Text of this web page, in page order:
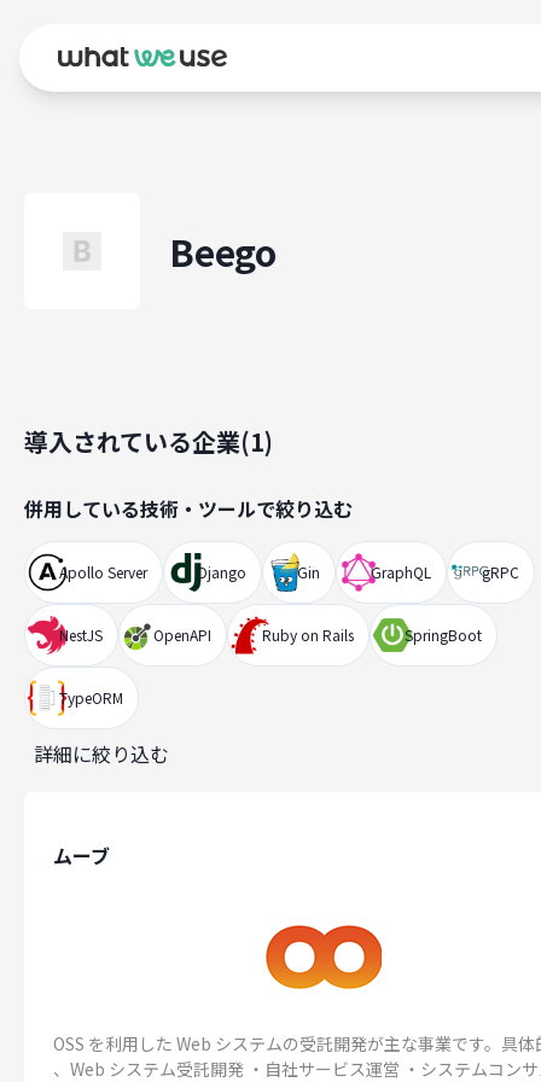
Beego
導入されている企業(1)
併用している技術・ツールで絞り込む
Apollo Server Django Gin GraphQL gRPC
NestJS OpenAPI Ruby on Rails SpringBoot
TypeORM
詳細に絞り込む
ムーブ
OSS を利用した Web システムの受託開発が主な事業です。具体
、Web システム受託開発 ・自社サービス運営 ・システムコン